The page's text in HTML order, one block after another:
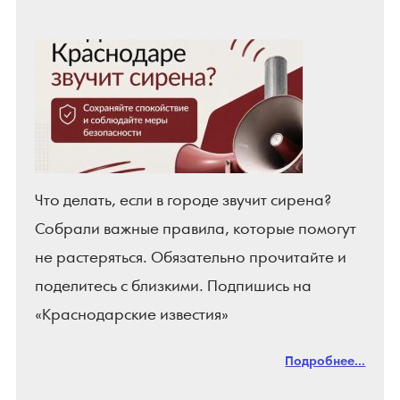
Что делать, если в городе звучит сирена?
Собрали важные правила, которые помогут
не растеряться. Обязательно прочитайте и
поделитесь с близкими. Подпишись на
«Краснодарские известия»
Подробнее...